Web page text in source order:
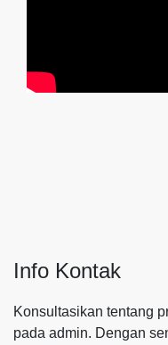
Info Kontak
Konsultasikan tentang
pada admin. Dengan